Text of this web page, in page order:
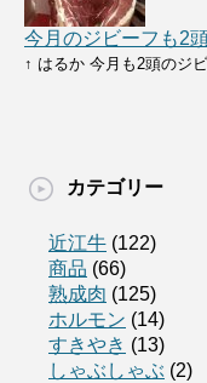
今月のジビーフも2
↑ はるか 今月も2頭のジ
カテゴリー
近江牛 (122)
商品 (66)
熟成肉 (125)
ホルモン (14)
すきやき (13)
しゃぶしゃぶ (2)